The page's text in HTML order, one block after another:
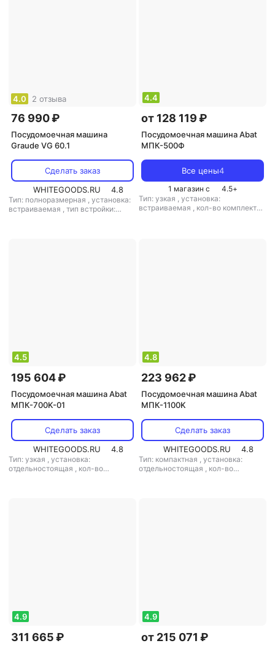
4.0 2 отзыва
76 990 ₽
Посудомоечная машина
Graude VG 60.1
Сделать заказ
WHITEGOODS.RU
4.8
Тип: полноразмерная , установка:
встраиваемая , тип встройки:
4.4
от 128 119 ₽
Посудомоечная машина Abat
МПК-500Ф
Все цены4
1 магазин с 4.5+
Тип: узкая , установка:
встраиваемая , кол-во комплектов
4.5
195 604 ₽
Посудомоечная машина Abat
МПК-700K-01
Сделать заказ
WHITEGOODS.RU
4.8
Тип: узкая , установка:
отдельностоящая , кол-во
4.8
223 962 ₽
Посудомоечная машина Abat
МПК-1100K
Сделать заказ
WHITEGOODS.RU
4.8
Тип: компактная , установка:
отдельностоящая , кол-во
4.9
311 665 ₽
4.9
от 215 071 ₽